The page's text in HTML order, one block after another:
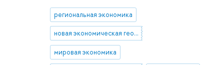
региональная экономика
новая экономическая география
мировая экономика